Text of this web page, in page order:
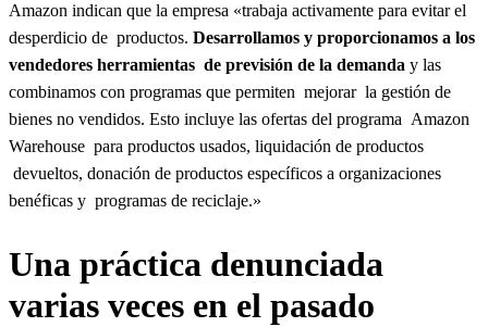
Amazon indican que la empresa «trabaja activamente para evitar el
desperdicio de productos. Desarrollamos y proporcionamos a los
vendedores herramientas de previsión de la demanda y las
combinamos con programas que permiten mejorar la gestión de
bienes no vendidos. Esto incluye las ofertas del programa Amazon
Warehouse para productos usados, liquidación de productos
devueltos, donación de productos específicos a organizaciones
benéficas y programas de reciclaje.»
Una práctica denunciada
varias veces en el pasado